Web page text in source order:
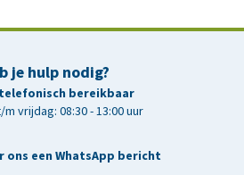
je hulp nodig?
bereikbaar
vrijdag: 08:30 - 13:00 uur
ons een WhatsApp bericht